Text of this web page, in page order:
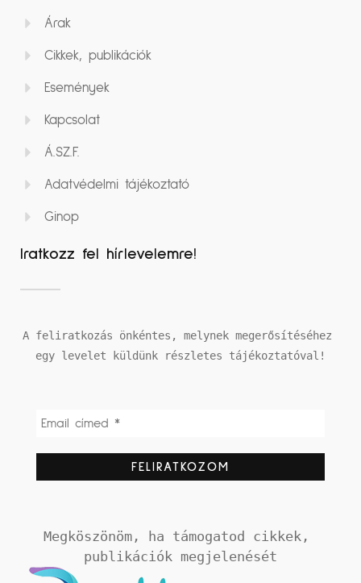
Árak
Cikkek, publikációk
Események
Kapcsolat
Á.SZ.F.
Adatvédelmi tájékoztató
Ginop
Iratkozz fel hírlevelemre!
A feliratkozás önkéntes, melynek megerősítéséhez
egy levelet küldünk részletes tájékoztatóval!
Megköszönöm, ha támogatod cikkek,
publikációk megjelenését